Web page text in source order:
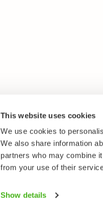
This website uses cookies
We use cookies to
We also share information
partners who may combine
from your use of their
Show details